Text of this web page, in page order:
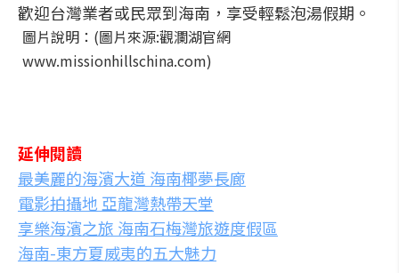
歡迎台灣業者或民眾到海南，享受輕鬆泡湯假期。
圖片說明：(圖片來源:觀瀾湖官網
www.missionhillschina.com)
延伸閱讀
最美麗的海濱大道 海南椰夢長廊
電影拍攝地 亞龍灣熱帶天堂
享樂海濱之旅 海南石梅灣旅遊度假區
海南-東方夏威夷的五大魅力